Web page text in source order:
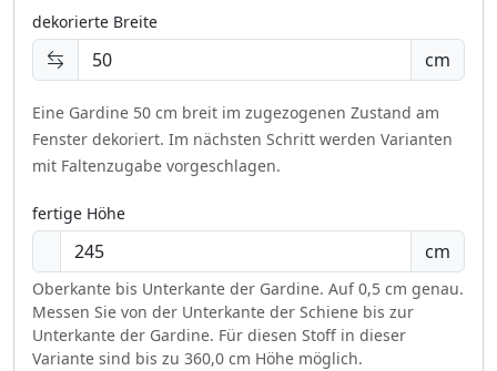
dekorierte Breite
cm
Eine Gardine 50 cm breit im zugezogenen Zustand am
Fenster dekoriert. Im nächsten Schritt werden Varianten
mit Faltenzugabe vorgeschlagen.
fertige Höhe
cm
Oberkante bis Unterkante der Gardine. Auf 0,5 cm genau.
Messen Sie von der Unterkante der Schiene bis zur
Unterkante der Gardine. Für diesen Stoff in dieser
Variante sind bis zu 360,0 cm Höhe möglich.